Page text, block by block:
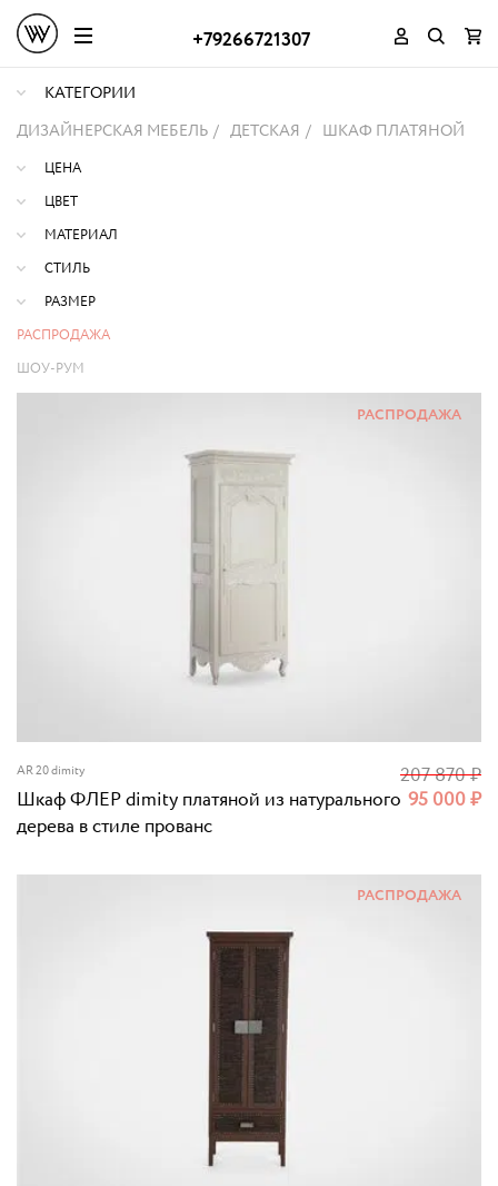
+79266721307
КАТЕГОРИИ
ДИЗАЙНЕРСКАЯ МЕБЕЛЬ
ДЕТСКАЯ ШКАФ ПЛАТЯНОЙ
ЦЕНА
ЦВЕТ
МАТЕРИАЛ
СТИЛЬ
РАЗМЕР
РАСПРОДАЖА
ШОУ-РУМ
AR 20 dimity
Шкаф ФЛЕР dimity платяной из натурального
дерева в стиле прованс
95 000₽
207 870₽
РАСПРОДАЖА
РАСПРОДАЖА